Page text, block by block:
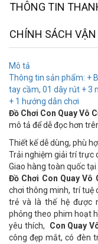
THÔNG TIN
CHÍNH SÁCH VẬN
Mô tả
Thông tin sản phẩm: +
tay cầm, 01 dây rút + 3
+ 1 hướng dẫn chơi
Đồ Chơi Con Quay Vô
mô tả để dễ đọc hơn
Thiết kế dễ dùng, phù
Trải nghiệm giải trí trực
Giao hàng toàn quốc tại
Đồ Chơi Con Quay Vô
chơi thông minh, trí tuệ
trẻ và là thế hệ được
phỏng theo phim hoạt
yêu thích, Con Quay
công đẹp mắt, có đèn